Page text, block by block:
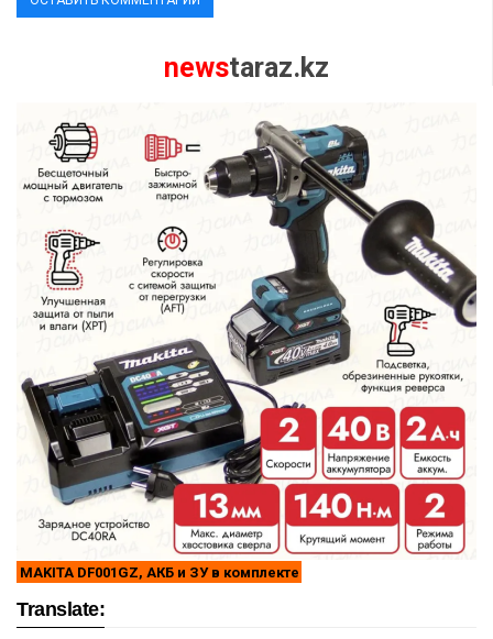
newstaraz.kz
MAKITA DF001GZ, АКБ и ЗУ в комплекте
Translate: